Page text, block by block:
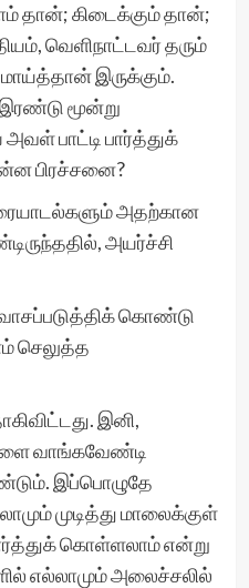
தான்; கிடைக்கும் தான்;
வெளிநாட்டவர் தரும்
இருக்கும்.
மூன்று
பாட்டி பார்த்துக்
பிரச்சனை?
அதற்கான
அயர்ச்சி
கொண்டு
செலுத்த
இனி,
வாங்கவேண்டி
இப்பொழுதே
முடித்து மாலைக்குள்
கொள்ளலாம் என்று
எல்லாமும் அலைச்சலில்